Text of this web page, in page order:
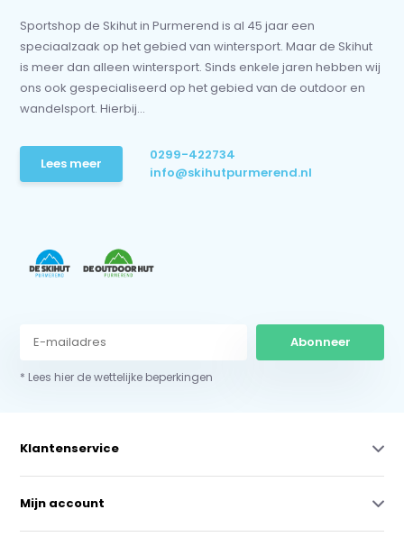
Sportshop de Skihut in Purmerend is al 45 jaar een
speciaalzaak op het gebied van wintersport. Maar de Skihut
is meer dan alleen wintersport. Sinds enkele jaren hebben wij
ons ook gespecialiseerd op het gebied van de outdoor en
wandelsport. Hierbij...
Lees meer
0299-422734
info@skihutpurmerend.nl
Abonneer
* Lees hier de wettelijke beperkingen
Klantenservice
Mijn account